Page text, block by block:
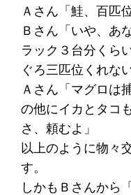
Ａさん「鮭、百匹
Ｂさん「いや、あ
ラック３台分くら
ぐろ三匹位くれな
Ａさん「マグロは
の他にイカとタコ
さ、頼むよ」
以上のように物々
す。
しかもＢさんから